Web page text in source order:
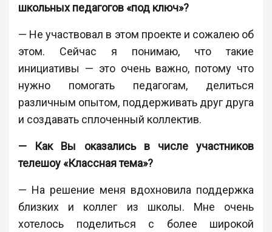
школьных педагогов «под ключ»?
— Не участвовал в этом проекте и сожалею об
этом. Сейчас я понимаю, что такие
инициативы — это очень важно, потому что
нужно помогать педагогам, делиться
различным опытом, поддерживать друг друга
и создавать сплоченный коллектив.
— Как Вы оказались в числе участников
телешоу «Классная тема»?
— На решение меня вдохновила поддержка
близких и коллег из школы. Мне очень
хотелось поделиться с более широкой